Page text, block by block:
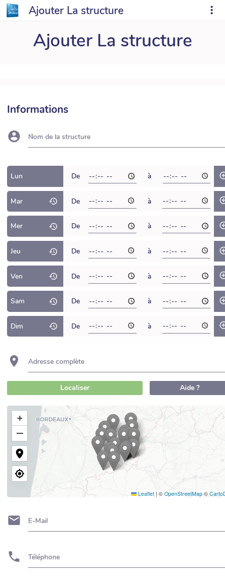
Ajouter La structure
Ajouter La structure
Informations
Nom de la structure
Lun De à
Mar De à
Mer De à
Jeu De à
Ven De à
Sam De à
Dim De à
Adresse complète
Localiser Aide ?
+
−
Leaflet | © OpenStreetMap©
E-Mail
Téléphone